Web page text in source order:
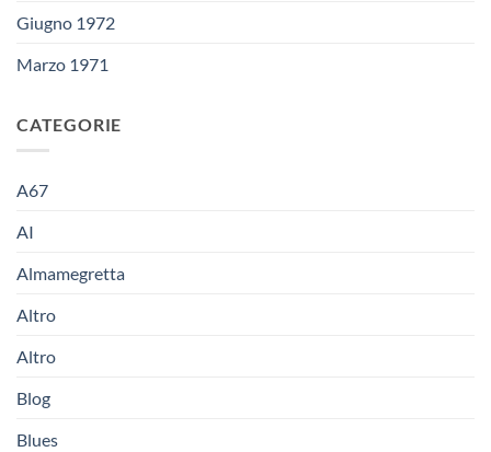
Giugno 1972
Marzo 1971
CATEGORIE
A67
AI
Almamegretta
Altro
Altro
Blog
Blues